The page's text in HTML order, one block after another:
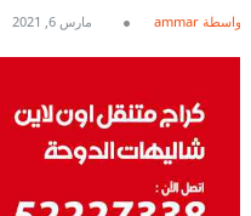
بواسطة ammar مارس 6, 2021